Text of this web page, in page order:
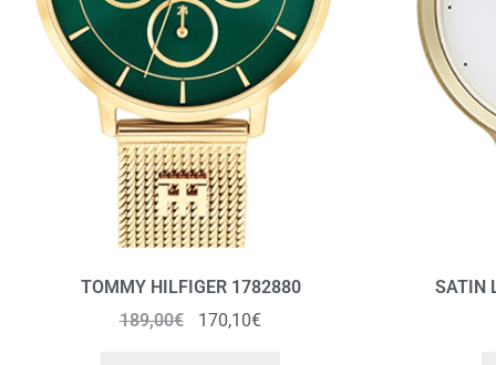
TOMMY HILFIGER 1782880
189,00€ 170,10€
SATIN